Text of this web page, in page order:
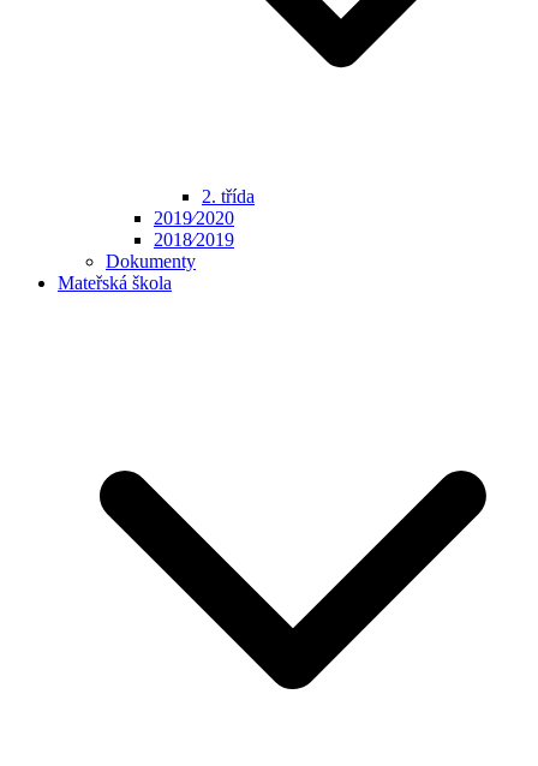
2. třída
2019⁄2020
2018⁄2019
Dokumenty
Mateřská škola